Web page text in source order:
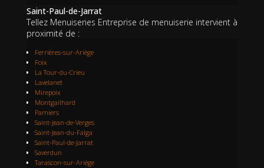
Saint-Paul-de-Jarrat
Tellez Menuiseries Entreprise de menuiserie intervient à
proximité de :
Ferrières-sur-Ariège
Foix
La Tour-du-Crieu
Lavelanet
Mirepoix
Montgailhard
Pamiers
Saint-Jean-de-Verges
Saint-Jean-du-Falga
Saint-Paul-de-Jarrat
Saverdun
Tarascon-sur-Ariège